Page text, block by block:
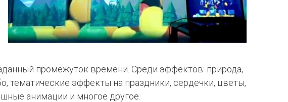
промежуток времени. Среди эффектов: природа,
тематические эффекты на праздники, сердечки, цветы,
анимации и многое другое.